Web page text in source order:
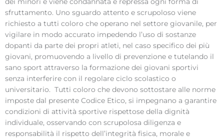
sfruttamento. Uno sguardo attento e scrupoloso viene
richiesto a tutti coloro che operano nel settore giovanile, per
vigilare in modo accurato impedendo l’uso di sostanze
dopanti da parte dei propri atleti, nel caso specifico dei più
giovani, promuovendo a livello di prevenzione e tutelando il
sano sport attraverso la formazione dei giovani sportivi
senza interferire con il regolare ciclo scolastico o
universitario. Tutti coloro che devono sottostare alle norme
imposte dal presente Codice Etico, si impegnano a garantire
condizioni di attività sportive rispettose della dignità
individuale, osservando con scrupolosa diligenza e
responsabilità il rispetto dell’integrità fisica, morale e